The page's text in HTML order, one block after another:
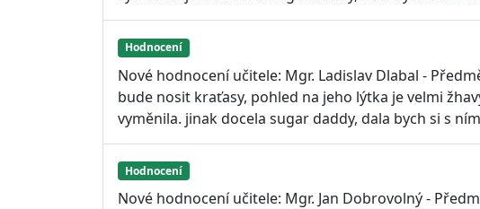
Hodnocení
Nové hodnocení učitele: Mgr. Ladislav Dlabal -
bude nosit kraťasy, pohled na jeho lýtka je velmi
vyměnila. jinak docela sugar daddy, dala bych si s
Hodnocení
Nové hodnocení učitele: Mgr. Jan Dobrovolný -